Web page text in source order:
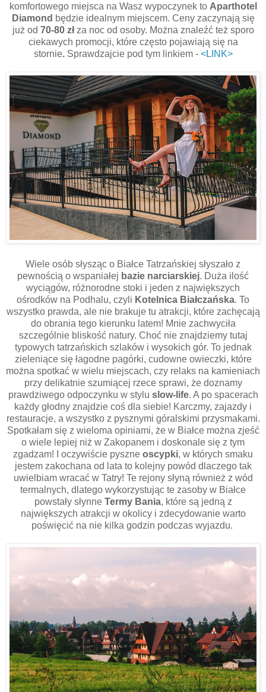
komfortowego miejsca na Wasz wypoczynek to Aparthotel
Diamond będzie idealnym miejscem. Ceny zaczynają się
już od 70-80 złza noc od osoby. Można znaleźć też sporo
ciekawych promocji, które często pojawiają się na
stornie. Sprawdzajcie pod tym linkiem - <LINK>
Wiele osób słysząc o Białce Tatrzańskiej słyszało z
pewnością o wspaniałej bazie narciarskiej. Duża ilość
wyciągów, różnorodne stoki i jeden z największych
ośrodków na Podhalu, czyli Kotelnica Białczańska. To
wszystko prawda, ale nie brakuje tu atrakcji, które zachęcają
do obrania tego kierunku latem! Mnie zachwyciła
szczególnie bliskość natury. Choć nie znajdziemy tutaj
typowych tatrzańskich szlaków i wysokich gór. To jednak
zieleniące się łagodne pagórki, cudowne owieczki, które
można spotkać w wielu miejscach, czy relaks na kamieniach
przy delikatnie szumiącej rzece sprawi, że doznamy
prawdziwego odpoczynku w stylu slow-life. A po spacerach
każdy głodny znajdzie coś dla siebie! Karczmy, zajazdy i
restauracje, a wszystko z pysznymi góralskimi przysmakami.
Spotkałam się z wieloma opiniami, że w Białce można zjeść
o wiele lepiej niż w Zakopanem i doskonale się z tym
zgadzam! I oczywiście pyszne oscypki, w których smaku
jestem zakochana od lata to kolejny powód dlaczego tak
uwielbiam wracać w Tatry! Te rejony słyną również z wód
termalnych, dlatego wykorzystując te zasoby w Białce
powstały słynne Termy Bania, które są jedną z
największych atrakcji w okolicy i zdecydowanie warto
poświęcić na nie kilka godzin podczas wyjazdu.